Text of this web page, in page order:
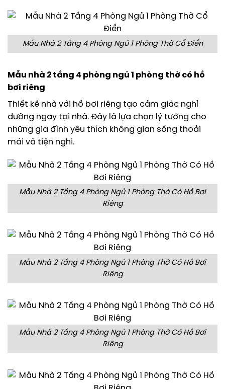
Mẫu Nhà 2 Tầng 4 Phòng Ngủ 1 Phòng Thờ Cổ Điển
Mẫu nhà 2 tầng 4 phòng ngủ 1 phòng thờ có hồ
bơi riêng
Thiết kế nhà với hồ bơi riêng tạo cảm giác nghỉ
dưỡng ngay tại nhà. Đây là lựa chọn lý tưởng cho
những gia đình yêu thích không gian sống thoải
mái và tiện nghi.
Mẫu Nhà 2 Tầng 4 Phòng Ngủ 1 Phòng Thờ Có Hồ Bơi
Riêng
Mẫu Nhà 2 Tầng 4 Phòng Ngủ 1 Phòng Thờ Có Hồ Bơi
Riêng
Mẫu Nhà 2 Tầng 4 Phòng Ngủ 1 Phòng Thờ Có Hồ Bơi
Riêng